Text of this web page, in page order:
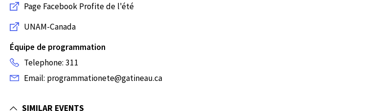
Page Facebook Profite de l'été
UNAM-Canada
Équipe de programmation
Telephone: 311
Email: programmationete@gatineau.ca
SIMILAR EVENTS